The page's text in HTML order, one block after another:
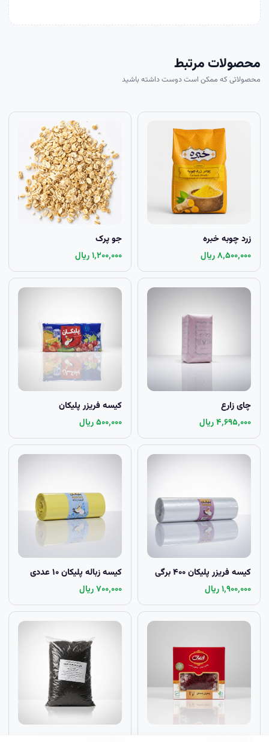
محصولات مرتبط
محصولاتی که ممکن است دوست داشته باشید
زرد چوبه خبره
۸٬۵۰۰٬۰۰۰ ریال
جو پرک
۱٬۲۰۰٬۰۰۰ ریال
چای زارع
۴٬۶۹۵٬۰۰۰ ریال
کیسه فریزر پلیکان
۵۰۰٬۰۰۰ ریال
کیسه فریزر پلیکان ۴۰۰ برگی
۱٬۹۰۰٬۰۰۰ ریال
کیسه زباله پلیکان ۱۰ عددی
۷۰۰٬۰۰۰ ریال